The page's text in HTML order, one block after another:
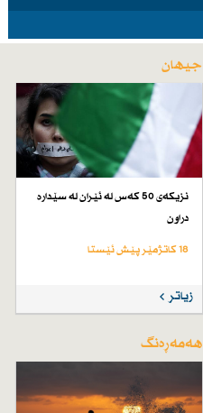
جیهان
نزیكەی 50 كەس لە ئێران لە سێدارە
دراون
18 کاتژمێر پێش ئێستا
زیاتر
هەمەڕەنگ